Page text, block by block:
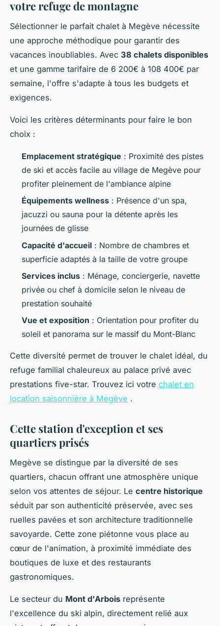
votre refuge de montagne
Sélectionner le parfait chalet à Megève nécessite
une approche méthodique pour garantir des
vacances inoubliables. Avec 38 chalets disponibles
et une gamme tarifaire de 6 200€ à 108 400€ par
semaine, l'offre s'adapte à tous les budgets et
exigences.
Voici les critères déterminants pour faire le bon
choix :
Emplacement stratégique : Proximité des pistes
de ski et accès facile au village de Megève pour
profiter pleinement de l'ambiance alpine
Équipements wellness : Présence d'un spa,
jacuzzi ou sauna pour la détente après les
journées de glisse
Capacité d'accueil : Nombre de chambres et
superficie adaptés à la taille de votre groupe
Services inclus : Ménage, conciergerie, navette
privée ou chef à domicile selon le niveau de
prestation souhaité
Vue et exposition : Orientation pour profiter du
soleil et panorama sur le massif du Mont-Blanc
Cette diversité permet de trouver le chalet idéal, du
refuge familial chaleureux au palace privé avec
prestations five-star. Trouvez ici votre chalet en
location saisonnière à Megève .
Cette station d'exception et ses
quartiers prisés
Megève se distingue par la diversité de ses
quartiers, chacun offrant une atmosphère unique
selon vos attentes de séjour. Le centre historique
séduit par son authenticité préservée, avec ses
ruelles pavées et son architecture traditionnelle
savoyarde. Cette zone piétonne vous place au
cœur de l'animation, à proximité immédiate des
boutiques de luxe et des restaurants
gastronomiques.
Le secteur du Mont d'Arbois représente
l'excellence du ski alpin, directement relié aux